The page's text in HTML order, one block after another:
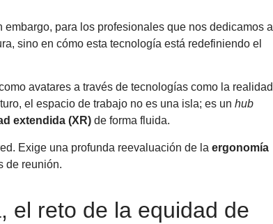
para los profesionales que nos dedicamos a
sino en cómo esta tecnología está redefiniendo el
avatares a través de tecnologías como la realidad
el espacio de trabajo no es una isla; es un hub
extendida (XR) de forma fluida.
Exige una profunda reevaluación de la ergonomía
de reunión.
el reto de la equidad de